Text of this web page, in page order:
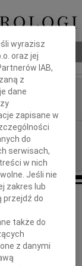
żywych"
roku odszedł
wyrazisz
oraz jej
IAB,
z
dane
zapisane w
do
serwisach,
w nich
Jeśli nie
zakres lub
przejdź do
także do
z danymi